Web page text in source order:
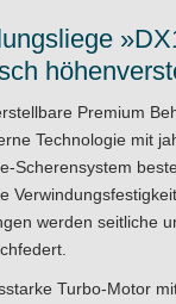
Premium
Technologie mit
Scherensystem
werden seitliche
Turbo-Motor